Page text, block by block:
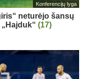
Konferencijų lyga
neturėjo šansų
(17)